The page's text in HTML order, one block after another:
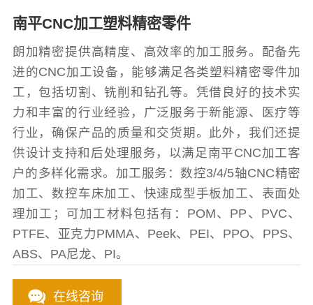
南平CNC加工塑料精密零件
朗加精密提供高精度、高效率的加工服务。配备先
进的CNC加工设备，能够满足各类塑料精密零件加
工，包括切割、铣削和钻孔等。凭借良好的技术实
力和丰富的行业经验，广泛服务于新能源、医疗等
行业，确保产品的质量和交货期。此外，我们还提
供设计支持和后处理服务，以满足南平CNC加工客
户的多样化需求。加工服务：数控3/4/5轴CNC精密
加工、数控车床加工、快速成型手板加工、表面处
理加工；可加工材料包括有：POM、PP、PVC、
PTFE、亚克力PMMA、Peek、PEI、PPO、PPS、
ABS、PA尼龙、PI。
在线咨询